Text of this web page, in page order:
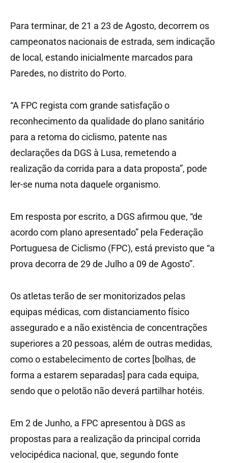
Para terminar, de 21 a 23 de Agosto, decorrem os
campeonatos nacionais de estrada, sem indicação
de local, estando inicialmente marcados para
Paredes, no distrito do Porto.
“A FPC regista com grande satisfação o
reconhecimento da qualidade do plano sanitário
para a retoma do ciclismo, patente nas
declarações da DGS à Lusa, remetendo a
realização da corrida para a data proposta”, pode
ler-se numa nota daquele organismo.
Em resposta por escrito, a DGS afirmou que, “de
acordo com plano apresentado” pela Federação
Portuguesa de Ciclismo (FPC), está previsto que “a
prova decorra de 29 de Julho a 09 de Agosto”.
Os atletas terão de ser monitorizados pelas
equipas médicas, com distanciamento físico
assegurado e a não existência de concentrações
superiores a 20 pessoas, além de outras medidas,
como o estabelecimento de cortes [bolhas, de
forma a estarem separadas] para cada equipa,
sendo que o pelotão não deverá partilhar hotéis.
Em 2 de Junho, a FPC apresentou à DGS as
propostas para a realização da principal corrida
velocipédica nacional, que, segundo fonte